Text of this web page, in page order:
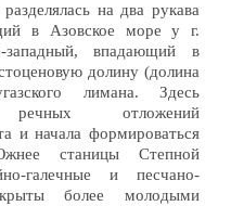
на два рукава
в Азовское море у г.
западный, впадающий в
долину (долина
лимана. Здесь
отложений
и начала формироваться
станицы Степной
галечные и песчано-
более молодыми